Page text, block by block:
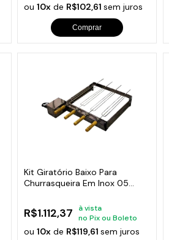
ou10x de R$102,61sem juros
Comprar
Kit Giratório Baixo Para
Churrasqueira Em Inox 05
R$1.112,37
à vista
no Pix ou Boleto
ou10x de R$119,61sem juros